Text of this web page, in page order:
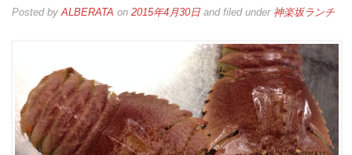
Posted byALBERATA on 2015年4月30日 and filed under 神楽坂ランチ